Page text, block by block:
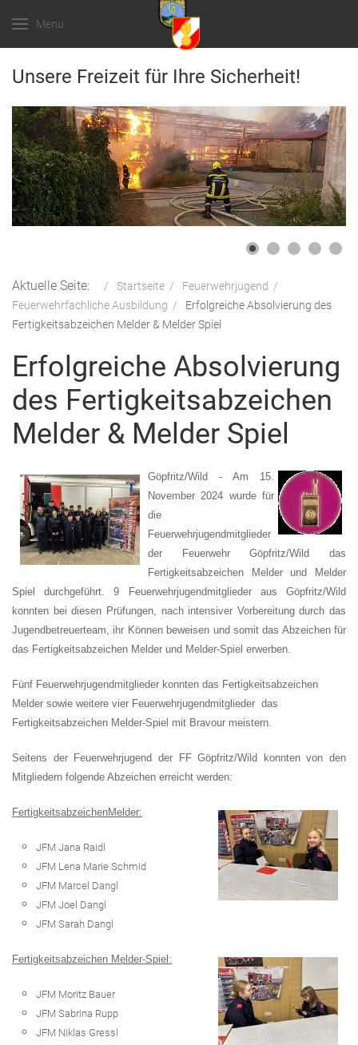
Menu
Unsere Freizeit für Ihre Sicherheit!
Aktuelle Seite: Startseite
Feuerwehrjugend
Feuerwehrfachliche Ausbildung
Erfolgreiche Absolvierung des
Fertigkeitsabzeichen Melder & Melder Spiel
Erfolgreiche Absolvierung
des Fertigkeitsabzeichen
Melder & Melder Spiel
Göpfritz/Wild - Am 15.
November 2024 wurde für
die
Feuerwehrjugendmitglieder
der Feuerwehr Göpfritz/Wild das
Fertigkeitsabzeichen Melder und Melder
Spiel durchgeführt. 9 Feuerwehrjugendmitglieder aus Göpfritz/Wild
konnten bei diesen Prüfungen, nach intensiver Vorbereitung durch das
Jugendbetreuerteam, ihr Können beweisen und somit das Abzeichen für
das Fertigkeitsabzeichen Melder und Melder-Spiel erwerben.
Fünf Feuerwehrjugendmitglieder konnten das Fertigkeitsabzeichen
Melder sowie weitere vier Feuerwehrjugendmitglieder das
Fertigkeitsabzeichen Melder-Spiel mit Bravour meistern.
Seitens der Feuerwehrjugend der FF Göpfritz/Wild konnten von den
Mitgliedern folgende Abzeichen erreicht werden:
FertigkeitsabzeichenMelder:
JFM Jana Raidl
JFM Lena Marie Schmid
JFM Marcel Dangl
JFM Joel Dangl
JFM Sarah Dangl
Fertigkeitsabzeichen Melder-Spiel:
JFM Moritz Bauer
JFM Sabrina Rupp
JFM Niklas Gressl